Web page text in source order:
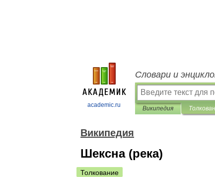
academic.ru
Словари и
Википедия
Википедия
Шексна (река)
Толкование